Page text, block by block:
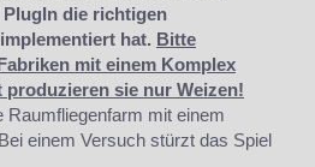
die richtigen
hat. Bitte
mit einem Komplex
sie nur Weizen!
mit einem
einem Versuch stürzt das Spiel